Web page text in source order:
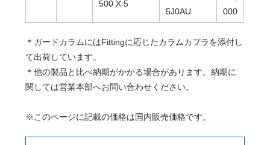
500 X 5
5J0AU
000
＊ガードカラムにはFittingに応じたカラムカプラを添付し
て出荷しています。
＊他の製品と比べ納期がかかる場合があります。納期に
関しては営業本部へお問い合わせください。
※このページに記載の価格は国内販売価格です。